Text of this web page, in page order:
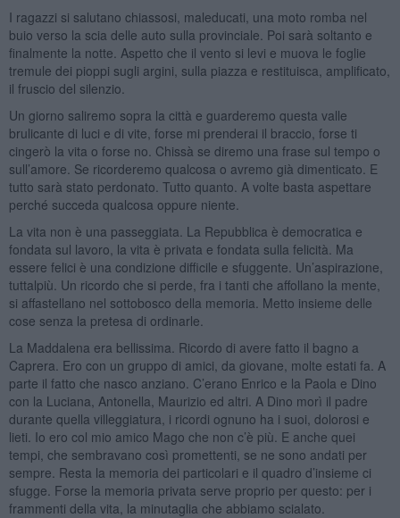
I ragazzi si salutano chiassosi, maleducati, una moto romba nel
buio verso la scia delle auto sulla provinciale. Poi sarà soltanto e
finalmente la notte. Aspetto che il vento si levi e muova le foglie
tremule dei pioppi sugli argini, sulla piazza e restituisca, amplificato,
il fruscio del silenzio.
Un giorno saliremo sopra la città e guarderemo questa valle
brulicante di luci e di vite, forse mi prenderai il braccio, forse ti
cingerò la vita o forse no. Chissà se diremo una frase sul tempo o
sull’amore. Se ricorderemo qualcosa o avremo già dimenticato. E
tutto sarà stato perdonato. Tutto quanto. A volte basta aspettare
perché succeda qualcosa oppure niente.
La vita non è una passeggiata. La Repubblica è democratica e
fondata sul lavoro, la vita è privata e fondata sulla felicità. Ma
essere felici è una condizione difficile e sfuggente. Un’aspirazione,
tuttalpiù. Un ricordo che si perde, fra i tanti che affollano la mente,
si affastellano nel sottobosco della memoria. Metto insieme delle
cose senza la pretesa di ordinarle.
La Maddalena era bellissima. Ricordo di avere fatto il bagno a
Caprera. Ero con un gruppo di amici, da giovane, molte estati fa. A
parte il fatto che nasco anziano. C’erano Enrico e la Paola e Dino
con la Luciana, Antonella, Maurizio ed altri. A Dino morì il padre
durante quella villeggiatura, i ricordi ognuno ha i suoi, dolorosi e
lieti. Io ero col mio amico Mago che non c’è più. E anche quei
tempi, che sembravano così promettenti, se ne sono andati per
sempre. Resta la memoria dei particolari e il quadro d’insieme ci
sfugge. Forse la memoria privata serve proprio per questo: per i
frammenti della vita, la minutaglia che abbiamo scialato.